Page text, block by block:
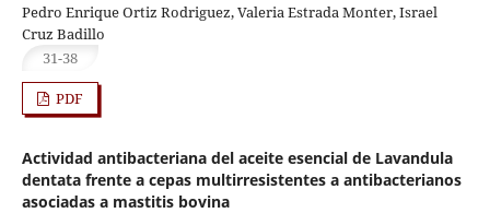
Pedro Enrique Ortiz Rodriguez, Valeria Estrada Monter, Israel
Cruz Badillo
31-38
PDF
Actividad antibacteriana del aceite esencial de Lavandula
dentata frente a cepas multirresistentes a antibacterianos
asociadas a mastitis bovina